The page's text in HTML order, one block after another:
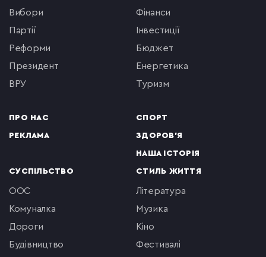
вибори
партії
реформи
президент
ВРУ
ПРО НАС
РЕКЛАМА
фінанси
інвестиції
бюджет
енергетика
туризм
СПОРТ
ЗДОРОВ'Я
НАША ІСТОРІЯ
СУСПІЛЬСТВО
ООС
комуналка
Дороги
будівництво
СТИЛЬ ЖИТТЯ
література
музика
кіно
фестивалі